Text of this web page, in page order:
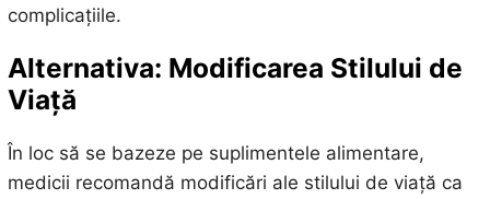
complicațiile.
Alternativa: Modificarea Stilului de
Viață
În loc să se bazeze pe suplimentele alimentare,
medicii recomandă modificări ale stilului de viață ca